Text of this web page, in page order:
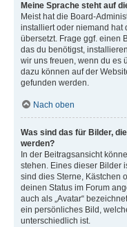
Meine Sprache steht auf
Meist hat die Board-
installiert oder niemand hat
übersetzt. Frage ggf. einen
das du benötigst,
wir uns freuen, wenn du es
dazu können auf der
gefunden werden.
Nach oben
Was sind das für Bilder,
werden?
In der Beitragsansicht
stehen. Eines dieser Bilder
sind dies Sterne, Kästchen
deinen Status im Forum
auch als „Avatar“
ein persönliches Bild,
unterschiedlich ist.